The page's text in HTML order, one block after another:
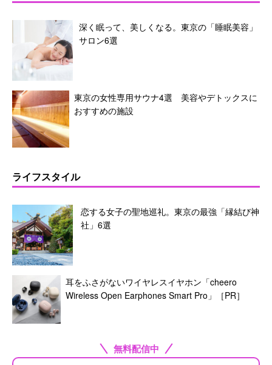
深く眠って、美しくなる。東京の「睡眠美容」
サロン6選
東京の女性専用サウナ4選 美容やデトックスに
おすすめの施設
ライフスタイル
恋する女子の聖地巡礼。東京の最強「縁結び神
社」6選
耳をふさがないワイヤレスイヤホン「cheero
Wireless Open Earphones Smart Pro」［PR］
無料配信中